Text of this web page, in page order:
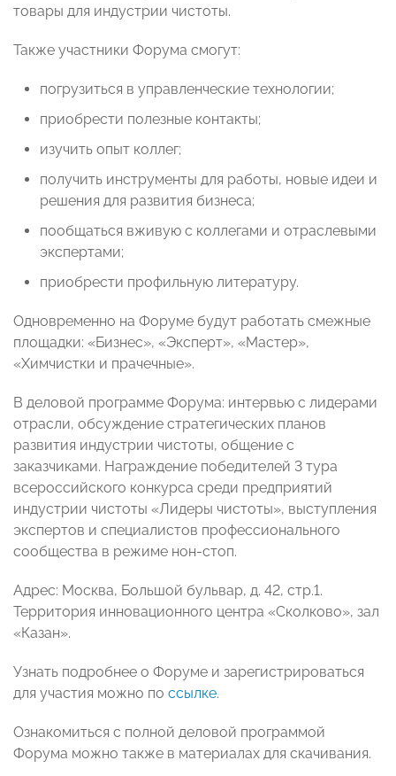
товары для индустрии чистоты.
Также участники Форума смогут:
погрузиться в управленческие технологии;
приобрести полезные контакты;
изучить опыт коллег;
получить инструменты для работы, новые идеи и
решения для развития бизнеса;
пообщаться вживую с коллегами и отраслевыми
экспертами;
приобрести профильную литературу.
Одновременно на Форуме будут работать смежные
площадки: «Бизнес», «Эксперт», «Мастер»,
«Химчистки и прачечные».
В деловой программе Форума: интервью с лидерами
отрасли, обсуждение стратегических планов
развития индустрии чистоты, общение с
заказчиками. Награждение победителей 3 тура
всероссийского конкурса среди предприятий
индустрии чистоты «Лидеры чистоты», выступления
экспертов и специалистов профессионального
сообщества в режиме нон-стоп.
Адрес: Москва, Большой бульвар, д. 42, стр.1.
Территория инновационного центра «Сколково», зал
«Казан».
Узнать подробнее о Форуме и зарегистрироваться
для участия можно по ссылке.
Ознакомиться с полной деловой программой
Форума можно также в материалах для скачивания.